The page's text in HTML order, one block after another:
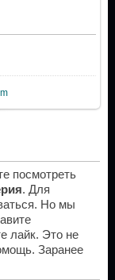
посмотреть
. Для
Но мы
лайк. Это не
Заранее